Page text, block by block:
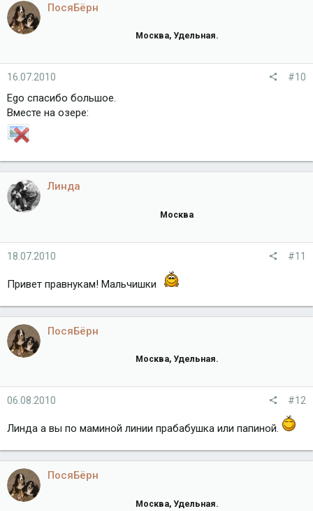
ПосяБёрн
Москва, Удельная.
16.07.2010 #10
Ego спасибо большое.
Вместе на озере:
Линда
Москва
18.07.2010 #11
Привет правнукам! Мальчишки
ПосяБёрн
Москва, Удельная.
06.08.2010 #12
Линда а вы по маминой линии прабабушка или папиной.
ПосяБёрн
Москва, Удельная.